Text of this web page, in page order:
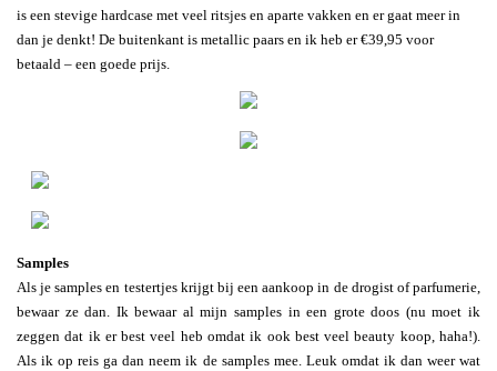
is een stevige hardcase met veel ritsjes en aparte vakken en er gaat meer in
dan je denkt! De buitenkant is metallic paars en ik heb er €39,95 voor
betaald – een goede prijs.
Samples
Als je samples en testertjes krijgt bij een aankoop in de drogist of parfumerie,
bewaar ze dan. Ik bewaar al mijn samples in een grote doos (nu moet ik
zeggen dat ik er best veel heb omdat ik ook best veel beauty koop, haha!).
Als ik op reis ga dan neem ik de samples mee. Leuk omdat ik dan weer wat